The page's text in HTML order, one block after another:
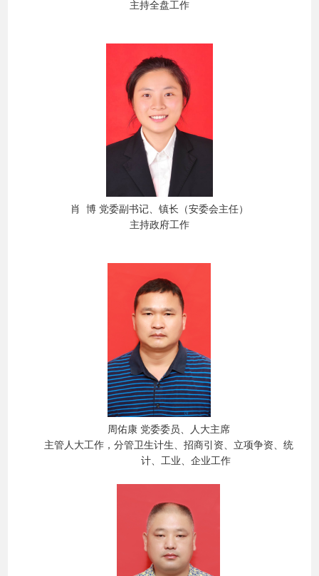
主持全盘工作
肖 博 党委副书记、镇长 （安委会主任）
主持政府工作
周佑康 党委委员、人大主席
主管人大工作， 分管卫生计生、招商引资、立项争资、统
计、工业、企业工作